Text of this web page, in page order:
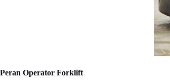
Peran Operator Forklift